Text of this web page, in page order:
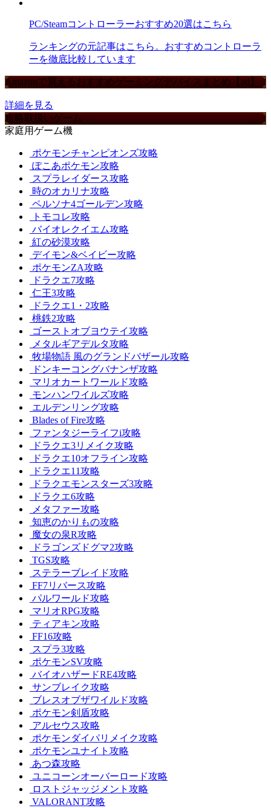
PC/Steamコントローラーおすすめ20選はこちら
ランキングの元記事はこちら。おすすめコントローラ
ーを徹底比較しています
Amazonで買えるおすすめゲーミングデバイスまとめ【ad】
詳細を見る
攻略取扱いゲーム
家庭用ゲーム機
ポケモンチャンピオンズ攻略
ぽこあポケモン攻略
スプラレイダース攻略
時のオカリナ攻略
ペルソナ4ゴールデン攻略
トモコレ攻略
バイオレクイエム攻略
紅の砂漠攻略
デイモン&ベイビー攻略
ポケモンZA攻略
ドラクエ7攻略
仁王3攻略
ドラクエ1・2攻略
桃鉄2攻略
ゴーストオブヨウテイ攻略
メタルギアデルタ攻略
牧場物語 風のグランドバザール攻略
ドンキーコングバナンザ攻略
マリオカートワールド攻略
モンハンワイルズ攻略
エルデンリング攻略
Blades of Fire攻略
ファンタジーライフi攻略
ドラクエ3リメイク攻略
ドラクエ10オフライン攻略
ドラクエ11攻略
ドラクエモンスターズ3攻略
ドラクエ6攻略
メタファー攻略
知恵のかりもの攻略
魔女の泉R攻略
ドラゴンズドグマ2攻略
TGS攻略
ステラーブレイド攻略
FF7リバース攻略
パルワールド攻略
マリオRPG攻略
ティアキン攻略
FF16攻略
スプラ3攻略
ポケモンSV攻略
バイオハザードRE4攻略
サンブレイク攻略
ブレスオブザワイルド攻略
ポケモン剣盾攻略
アルセウス攻略
ポケモンダイパリメイク攻略
ポケモンユナイト攻略
あつ森攻略
ユニコーンオーバーロード攻略
ロストジャッジメント攻略
VALORANT攻略